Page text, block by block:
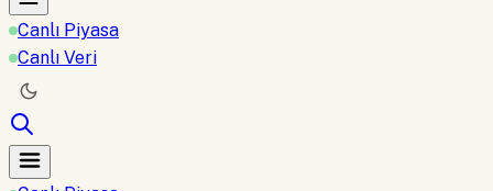
Canlı Piyasa
Canlı Veri